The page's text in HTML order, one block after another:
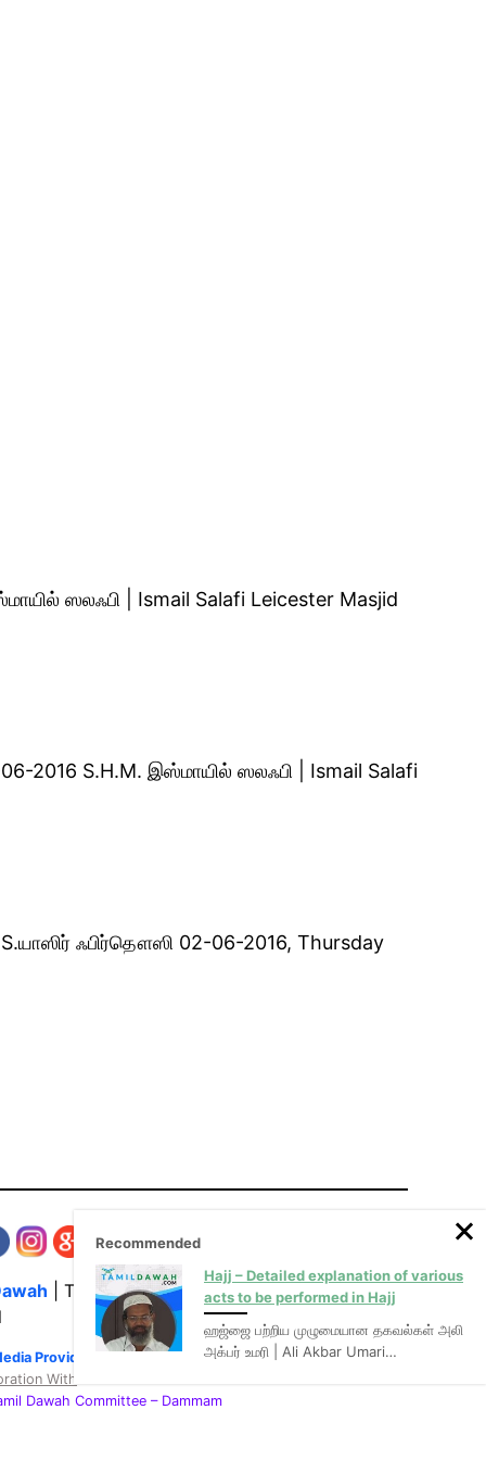
ஸலஃபி | Ismail Salafi Leicester Masjid
2016 S.H.M. இஸ்மாயில் ஸலஃபி | Ismail Salafi
S.யாஸிர் ஃபிர்தௌஸி 02-06-2016, Thursday
| The Media Hub for Islamic Lectures
Provider of video & audio mp3 tamil bayans
With
Dawah Committee – Dammam
Recommended
Hajj – Detailed explanation of various
acts to be performed in Hajj
ஹஜ்ஜை பற்றிய முழுமையான தகவல்கள் அலி
அக்பர் உமரி | Ali Akbar Umari…